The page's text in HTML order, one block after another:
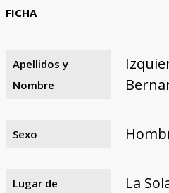
FICHA
Apellidos y
Nombre
Sexo
Lugar de
La